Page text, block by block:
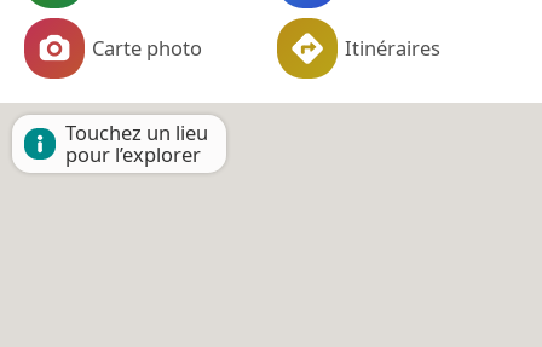
Carte photo Itinéraires
Touchez un lieu
pour l’explorer